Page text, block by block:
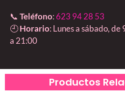
📞 Teléfono: 623 94 28 53
🕘Horario: Lunes a sábado,
a 21:00
Productos